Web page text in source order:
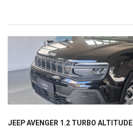
JEEP AVENGER 1.2 TURBO ALTITUDE